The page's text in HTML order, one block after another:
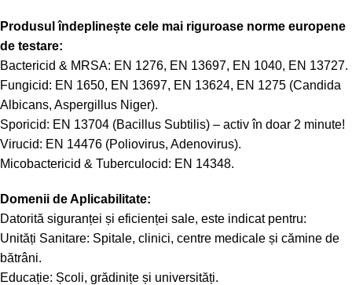
Produsul îndeplinește cele mai riguroase norme europene
de testare:
Bactericid & MRSA: EN 1276, EN 13697, EN 1040, EN 13727.
Fungicid: EN 1650, EN 13697, EN 13624, EN 1275 (Candida
Albicans, Aspergillus Niger).
Sporicid: EN 13704 (Bacillus Subtilis) – activ în doar 2 minute!
Virucid: EN 14476 (Poliovirus, Adenovirus).
Micobactericid & Tuberculocid: EN 14348.
Domenii de Aplicabilitate:
Datorită siguranței și eficienței sale, este indicat pentru:
Unități Sanitare: Spitale, clinici, centre medicale și cămine de
bătrâni.
Educație: Școli, grădinițe și universități.